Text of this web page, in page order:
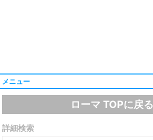
メニュー
ローマ TOPに戻る
詳細検索